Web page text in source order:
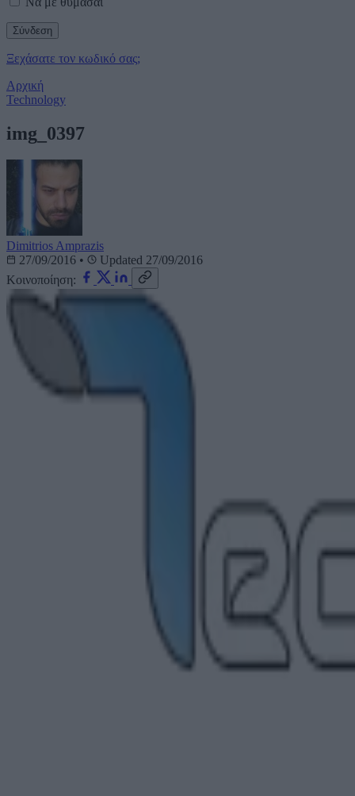
Ξεχάσατε τον κωδικό σας;
Αρχική
Technology
img_0397
Dimitrios Amprazis
27/09/2016 •
Updated 27/09/2016
Κοινοποίηση: